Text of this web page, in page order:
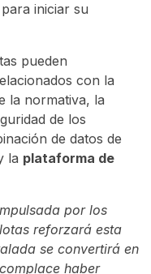
para iniciar su
pueden
con la
la normativa, la
de los
de datos de
la plataforma de
por los
reforzará esta
se convertirá en
haber